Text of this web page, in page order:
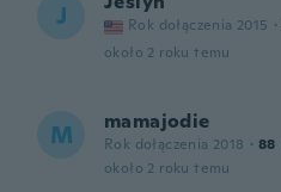
J Rok dołączenia 2015 ·
około 2 roku temu
M mamajodie
Rok dołączenia 2018 · 88
około 2 roku temu